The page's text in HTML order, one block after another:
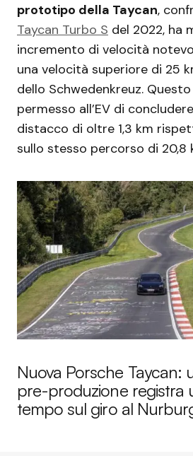
prototipo della Taycan,
Taycan Turbo S del 2022, ha
incremento di velocità
una velocità superiore di 25
dello Schwedenkreuz.
permesso all’EV di
distacco di oltre 1,3 km
sullo stesso percorso di 20,8
Nuova Porsche Taycan:
pre-produzione registra
tempo sul giro al